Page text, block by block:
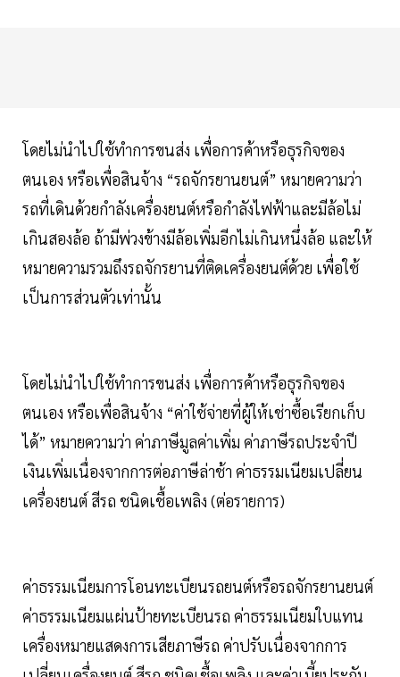
โดยไม่นำไปใช้ทำการขนส่ง เพื่อการค้าหรือธุรกิจของ
ตนเอง หรือเพื่อสินจ้าง “รถจักรยานยนต์” หมายความว่า
รถที่เดินด้วยกำลังเครื่องยนต์หรือกำลังไฟฟ้าและมีล้อไม่
เกินสองล้อ ถ้ามีพ่วงข้างมีล้อเพิ่มอีกไม่เกินหนึ่งล้อ และให้
หมายความรวมถึงรถจักรยานที่ติดเครื่องยนต์ด้วย เพื่อใช้
เป็นการส่วนตัวเท่านั้น
โดยไม่นำไปใช้ทำการขนส่ง เพื่อการค้าหรือธุรกิจของ
ตนเอง หรือเพื่อสินจ้าง “ค่าใช้จ่ายที่ผู้ให้เช่าซื้อเรียกเก็บ
ได้” หมายความว่า ค่าภาษีมูลค่าเพิ่ม ค่าภาษีรถประจำปี
เงินเพิ่มเนื่องจากการต่อภาษีล่าช้า ค่าธรรมเนียมเปลี่ยน
เครื่องยนต์ สีรถ ชนิดเชื้อเพลิง (ต่อรายการ)
ค่าธรรมเนียมการโอนทะเบียนรถยนต์หรือรถจักรยานยนต์
ค่าธรรมเนียมแผ่นป้ายทะเบียนรถ ค่าธรรมเนียมใบแทน
เครื่องหมายแสดงการเสียภาษีรถ ค่าปรับเนื่องจากการ